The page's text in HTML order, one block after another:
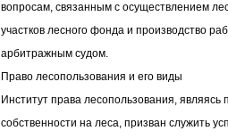
вопросам, связанным с осуществлением
участков лесного фонда и производство
арбитражным судом.
Право лесопользования и его виды
Институт права лесопользования,
собственности на леса, призван служить